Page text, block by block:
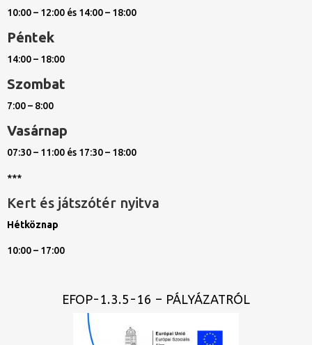
10:00 – 12:00 és 14:00 – 18:00
Péntek
14:00 – 18:00
Szombat
7:00 – 8:00
Vasárnap
07:30 – 11:00 és 17:30 – 18:00
***
Kert és játszótér nyitva
Hétköznap
10:00 – 17:00
EFOP-1.3.5-16 – PÁLYÁZATRÓL